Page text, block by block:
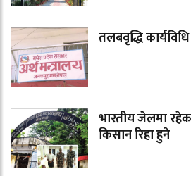
तलबवृद्धि
भारतीय जेलमा
किसान रिहा हुने